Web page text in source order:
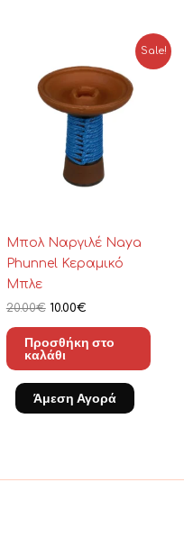
Sale!
Μπολ Ναργιλέ Naya
Phunnel Κεραμικό
Μπλε
20.00€
was:
20.00€.
10.00€
τρέχουσα
τιμή
είναι:
10.00€.
Προσθήκη στο
καλάθι
Άμεση Αγορά